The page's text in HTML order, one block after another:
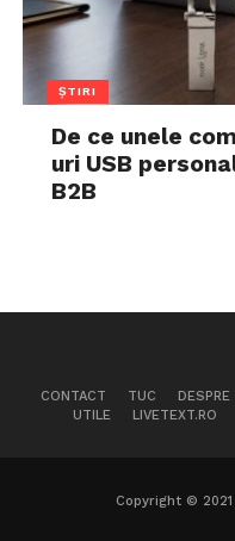
ȘTIRI
De ce unele
uri USB
B2B
CONTACT TUC DESPRE
UTILE
LIVETEXT.RO
Copyright © 2021